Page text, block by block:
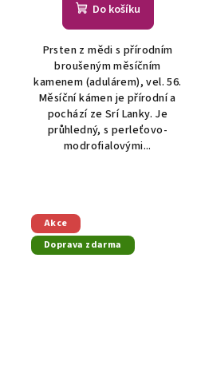
Do košíku
Prsten z mědi s přírodním
broušeným měsíčním
kamenem (adulárem), vel. 56.
Měsíční kámen je přírodní a
pochází ze Srí Lanky. Je
průhledný, s perleťovo-
modrofialovými...
Akce
Doprava zdarma